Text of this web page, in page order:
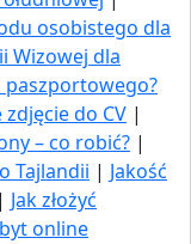
osobistego dla
Wizowej dla
paszportowego?
do CV |
– co robić? |
Tajlandii | Jakość
| Jak złożyć
online